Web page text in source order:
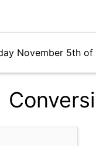
November 5th